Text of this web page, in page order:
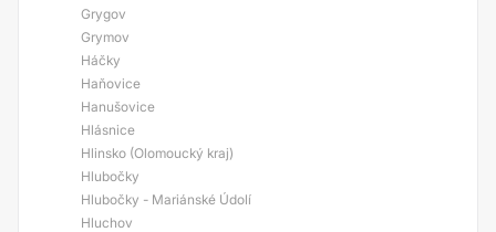
Grygov
Grymov
Háčky
Haňovice
Hanušovice
Hlásnice
Hlinsko (Olomoucký kraj)
Hlubočky
Hlubočky - Mariánské Údolí
Hluchov